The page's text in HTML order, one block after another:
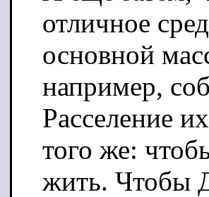
отличное
основной
например,
Расселение
того же:
жить.